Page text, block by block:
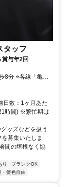
タッフ
賞与年2回
分 ⭐各線「亀戸
日数：1ヶ月あた
1時間) ※繁忙期は
ッズなどを扱う
募集いたしま
間の垣根なく協
り
ブランクOK
・髪色自由